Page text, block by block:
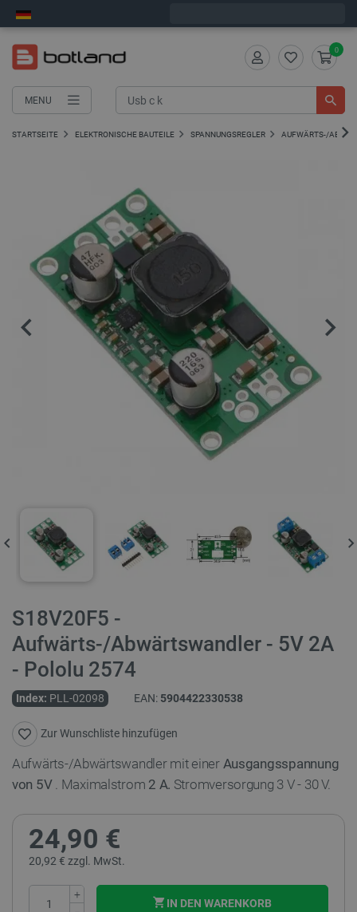
MENU
0
STARTSEITE ELEKTRONISCHE BAUTEILE SPANNUNGSREGLER AUFWÄRTS-/
S18V20F5 -
Aufwärts-/Abwärtswandler - 5V 2A
- Pololu 2574
Index: PLL-02098 EAN: 5904422330538
Zur Wunschliste hinzufügen
Aufwärts-/Abwärtswandler mit einer Ausgangsspannung
von 5V. Maximalstrom 2 A. Stromversorgung 3 V - 30 V.
24,90 €
20,92 € zzgl. MwSt.
+
IN DEN WARENKORB